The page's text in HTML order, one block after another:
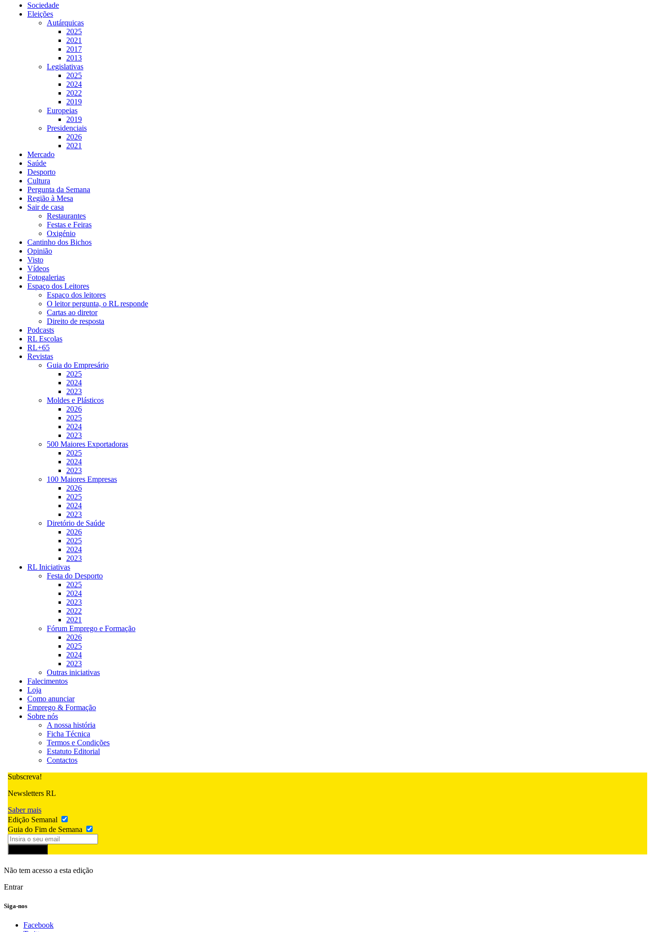
Sociedade
Eleições
Autárquicas
2025
2021
2017
2013
Legislativas
2025
2024
2022
2019
Europeias
2019
Presidenciais
2026
2021
Mercado
Saúde
Desporto
Cultura
Pergunta da Semana
Região à Mesa
Sair de casa
Restaurantes
Festas e Feiras
Oxigénio
Cantinho dos Bichos
Opinião
Visto
Vídeos
Fotogalerias
Espaço dos Leitores
Espaço dos leitores
O leitor pergunta, o RL responde
Cartas ao diretor
Direito de resposta
Podcasts
RL Escolas
RL+65
Revistas
Guia do Empresário
2025
2024
2023
Moldes e Plásticos
2026
2025
2024
2023
500 Maiores Exportadoras
2025
2024
2023
100 Maiores Empresas
2026
2025
2024
2023
Diretório de Saúde
2026
2025
2024
2023
RL Iniciativas
Festa do Desporto
2025
2024
2023
2022
2021
Fórum Emprego e Formação
2026
2025
2024
2023
Outras iniciativas
Falecimentos
Loja
Como anunciar
Emprego & Formação
Sobre nós
A nossa história
Ficha Técnica
Termos e Condições
Estatuto Editorial
Contactos
Subscreva!
Newsletters RL
Saber mais
Edição Semanal
Guia do Fim de Semana
Não tem acesso a esta edição
Entrar
Siga-nos
Facebook